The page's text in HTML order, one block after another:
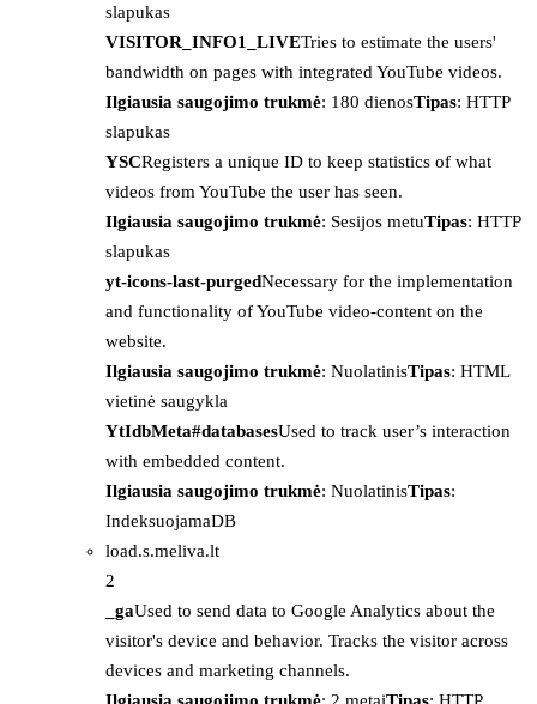
slapukas
VISITOR_INFO1_LIVETries to estimate the users'
bandwidth on pages with integrated YouTube videos.
Ilgiausia saugojimo trukmė: 180 dienosTipas: HTTP
slapukas
YSCRegisters a unique ID to keep statistics of what
videos from YouTube the user has seen.
Ilgiausia saugojimo trukmė: Sesijos metuTipas: HTTP
slapukas
yt-icons-last-purgedNecessary for the implementation
and functionality of YouTube video-content on the
website.
Ilgiausia saugojimo trukmė: NuolatinisTipas: HTML
vietinė saugykla
YtIdbMeta#databasesUsed to track user’s interaction
with embedded content.
Ilgiausia saugojimo trukmė: NuolatinisTipas:
IndeksuojamaDB
load.s.meliva.lt
2
_gaUsed to send data to Google Analytics about the
visitor's device and behavior. Tracks the visitor across
devices and marketing channels.
Ilgiausia saugojimo trukmė: 2 metaiTipas: HTTP